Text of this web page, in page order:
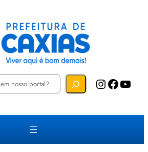
Instagram Facebook YouTube